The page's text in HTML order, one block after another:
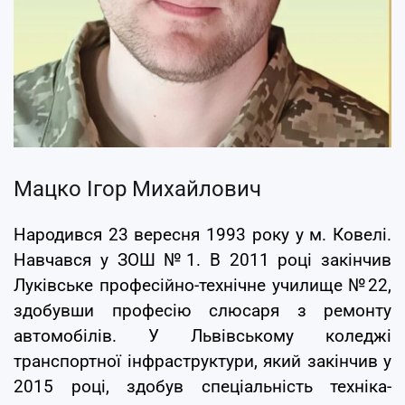
Мацко Ігор Михайлович
Народився 23 вересня 1993 року у м. Ковелі.
Навчався у ЗОШ №1. В 2011 році закінчив
Луківське професійно-технічне училище №22,
здобувши професію слюсаря з ремонту
автомобілів. У Львівському коледжі
транспортної інфраструктури, який закінчив у
2015 році, здобув спеціальність техніка-